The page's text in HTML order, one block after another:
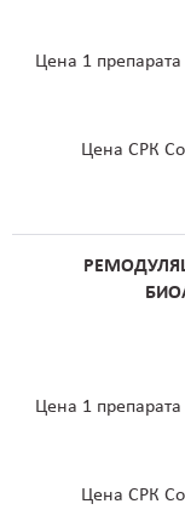
Цена 1
Цена СРК
Цена 1
Цена СРК